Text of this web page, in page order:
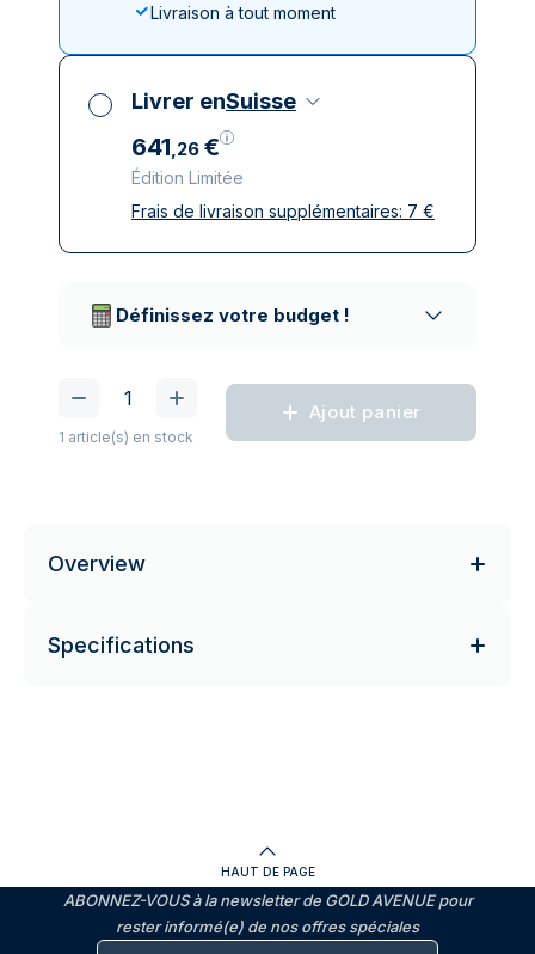
Livraison à tout moment
Livrer enSuisse
641,26 €
Édition Limitée
Toutes taxes comprises
Frais de livraison supplémentaires: 7 €
Définissez votre budget !
1 article(s) en stock
Ajout panier
Overview
Specifications
HAUT DE PAGE
ABONNEZ-VOUS à la newsletter de GOLD AVENUE pour
rester informé(e) de nos offres spéciales